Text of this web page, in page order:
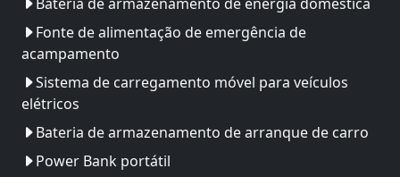
Fonte de alimentação de emergência de
acampamento
Sistema de carregamento móvel para veículos
elétricos
Bateria de armazenamento de arranque de carro
Power Bank portátil